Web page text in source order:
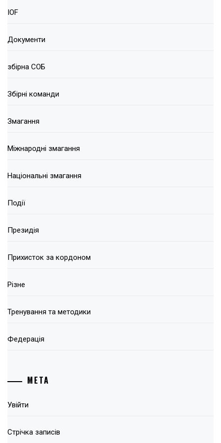
IOF
Документи
збірна СОБ
Збірні команди
Змагання
Міжнародні змагання
Національні змагання
Події
Президія
Прихисток за кордоном
Різне
Тренування та методики
Федерація
МЕТА
Увійти
Стрічка записів